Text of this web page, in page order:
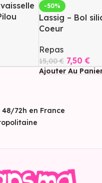
-50%
Lassig – Bol
Coeur
Repas
15,00€ 7,50€
Ajouter Au
72h en France